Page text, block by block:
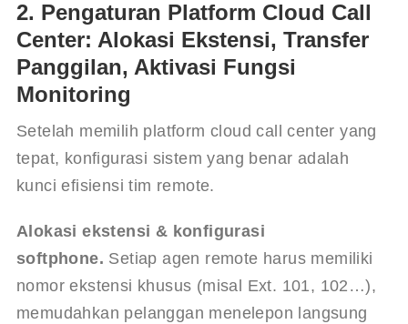
2. Pengaturan Platform Cloud Call
Center: Alokasi Ekstensi, Transfer
Panggilan, Aktivasi Fungsi
Monitoring
Setelah memilih platform cloud call center yang
tepat, konfigurasi sistem yang benar adalah
kunci efisiensi tim remote.
Alokasi ekstensi & konfigurasi
softphone. Setiap agen remote harus memiliki
nomor ekstensi khusus (misal Ext. 101, 102…),
memudahkan pelanggan menelepon langsung